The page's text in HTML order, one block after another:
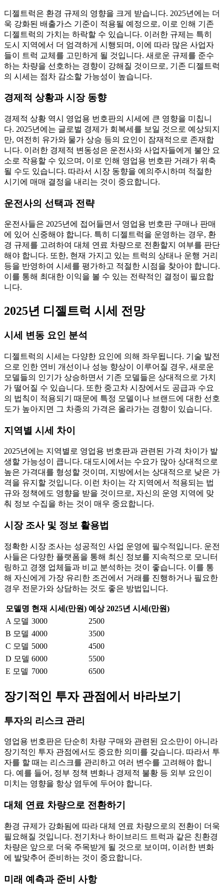
디젤트럭은 환경 규제의 영향을 크게 받습니다. 2025년에는 더
욱 강화된 배출가스 기준이 적용될 예정으로, 이로 인해 기존
디젤트럭의 가치는 하락할 수 있습니다. 이러한 규제는 특히
도시 지역에서 더 엄격하게 시행되며, 이에 따라 많은 사업자
들이 트럭 교체를 고민하게 될 것입니다. 새로운 규제를 준수
하는 차량을 선호하는 경향이 강해질 것이므로, 기존 디젤트럭
의 시세는 점차 감소할 가능성이 높습니다.
경제적 상황과 시장 동향
경제적 상황 역시 영업용 번호판의 시세에 큰 영향을 미칩니
다. 2025년에는 글로벌 경제가 회복세를 보일 것으로 예상되지
만, 여전히 유가와 물가 상승 등의 요인이 잠재적으로 존재합
니다. 이러한 경제적 변동성은 운전사와 사업자들에게 불안 요
소로 작용할 수 있으며, 이로 인해 영업용 번호판 거래가 위축
될 수도 있습니다. 따라서 시장 동향을 예의주시하며 적절한
시기에 매매 결정을 내리는 것이 중요합니다.
운전사의 선택과 전략
운전사들은 2025년에 접어들면서 영업용 번호판 구매나 판매
에 있어 신중해야 합니다. 특히 디젤트럭을 운영하는 경우, 환
경 규제를 고려하여 대체 연료 차량으로 전환할지 여부를 판단
해야 합니다. 또한, 현재 가지고 있는 트럭의 상태나 운행 거리
등을 반영하여 시세를 평가하고 적절한 시점을 찾아야 합니다.
이를 통해 최대한 이익을 볼 수 있는 전략적인 결정이 필요합
니다.
2025년 디젤트럭 시세 전망
시세 변동 요인 분석
디젤트럭의 시세는 다양한 요인에 의해 좌우됩니다. 기술 발전
으로 인한 연비 개선이나 성능 향상이 이루어질 경우, 새로운
모델들의 인기가 상승하면서 기존 모델들은 상대적으로 가치
가 떨어질 수 있습니다. 또한 중고차 시장에서도 공급과 수요
의 법칙이 적용되기 때문에 특정 모델이나 브랜드에 대한 선호
도가 높아지면 그 차종의 가격은 올라가는 경향이 있습니다.
지역별 시세 차이
2025년에는 지역별로 영업용 번호판과 관련된 가격 차이가 발
생할 가능성이 큽니다. 대도시에서는 수요가 많아 상대적으로
높은 가격대를 형성할 것이며, 지방에서는 상대적으로 낮은 가
격을 유지할 것입니다. 이런 차이는 각 지역에서 적용되는 법
규와 정책에도 영향을 받을 것이므로, 자신의 운영 지역에 맞
춰 정보 수집을 하는 것이 매우 중요합니다.
시장 조사 및 정보 활용법
정확한 시장 조사는 성공적인 사업 운영에 필수적입니다. 운전
사들은 다양한 플랫폼을 통해 최신 정보를 지속적으로 모니터
링하고 경쟁 업체들과 비교 분석하는 것이 좋습니다. 이를 통
해 자신에게 가장 유리한 조건에서 거래를 진행하거나 필요한
경우 전문가와 상담하는 것도 좋은 방법입니다.
모델명 현재 시세(만원) 예상 2025년 시세(만원)
A 모델 3000
2500
B 모델 4000
3500
C 모델 5000
4500
D 모델 6000
5500
E 모델 7000 6500
장기적인 투자 관점에서 바라보기
투자의 리스크 관리
영업용 번호판은 단순히 차량 구매와 관련된 요소만이 아니라
장기적인 투자 관점에서도 중요한 의미를 갖습니다. 따라서 투
자를 할 때는 리스크를 관리하고 여러 변수를 고려해야 합니
다. 예를 들어, 정부 정책 변화나 경제적 불황 등 외부 요인이
미치는 영향을 항상 염두에 두어야 합니다.
대체 연료 차량으로 전환하기
환경 규제가 강화됨에 따라 대체 연료 차량으로의 전환이 더욱
필요해질 것입니다. 전기차나 하이브리드 트럭과 같은 친환경
차량은 앞으로 더욱 주목받게 될 것으로 보이며, 이러한 변화
에 발맞추어 준비하는 것이 중요합니다.
미래 예측과 준비 사항